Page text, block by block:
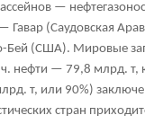
—
(Саудовская
Бей (США). Мировые
нефти — 79,8 млрд. т,
т, или 90%)
стран